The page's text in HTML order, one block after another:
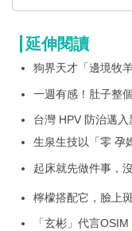
延伸閱讀
狗界天才「邊境牧
一週有感！肚子整
台灣 HPV 防治邁入
癌症防治 至今逾
生泉生技以「零 孕
起床就先做件事，
檸檬搭配它，臉上
「玄彬」代言